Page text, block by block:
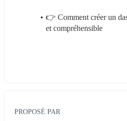
👉 Comment créer un
et compréhensible
PROPOSÉ PAR